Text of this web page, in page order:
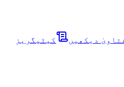
دیکھیں
کیٹیگریز